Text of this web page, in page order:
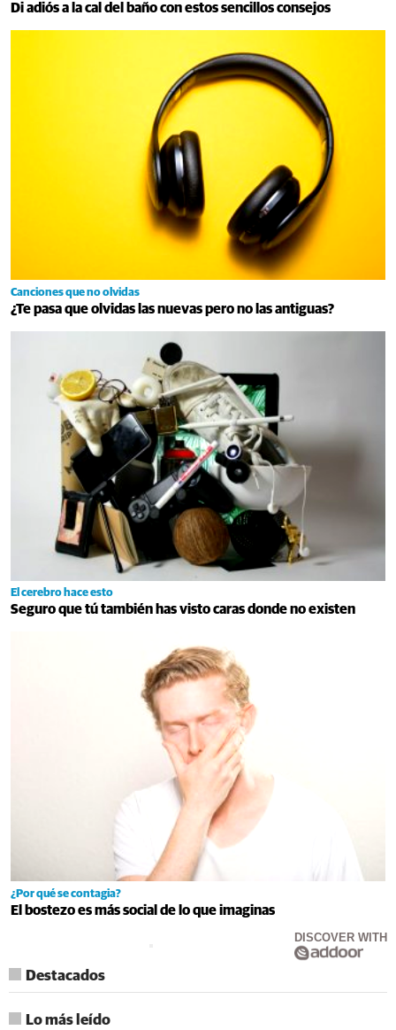
Di adiós a la cal del baño con estos sencillos consejos
Canciones que no olvidas
¿Te pasa que olvidas las nuevas pero no las antiguas?
El cerebro hace esto
Seguro que tú también has visto caras donde no existen
¿Por qué se contagia?
El bostezo es más social de lo que imaginas
DISCOVER WITH
Destacados
Lo más leído